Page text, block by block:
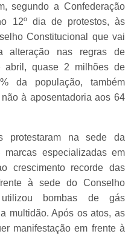
segundo a Confederação
12º dia de protestos, às
Constitucional que vai
alteração nas regras de
abril, quase 2 milhões de
da população, também
à aposentadoria aos 64
protestaram na sede da
especializadas em
crescimento recorde das
à sede do Conselho
bombas de gás
multidão. Após os atos, as
manifestação em frente à